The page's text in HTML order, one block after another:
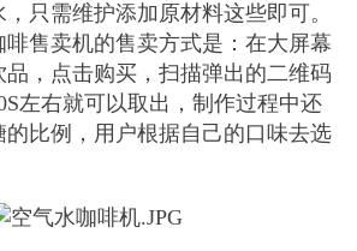
只需维护添加原材料这些即可。
售卖机的售卖方式是：在大屏幕
，点击购买，扫描弹出的二维码
左右就可以取出，制作过程中还
比例，用户根据自己的口味去选